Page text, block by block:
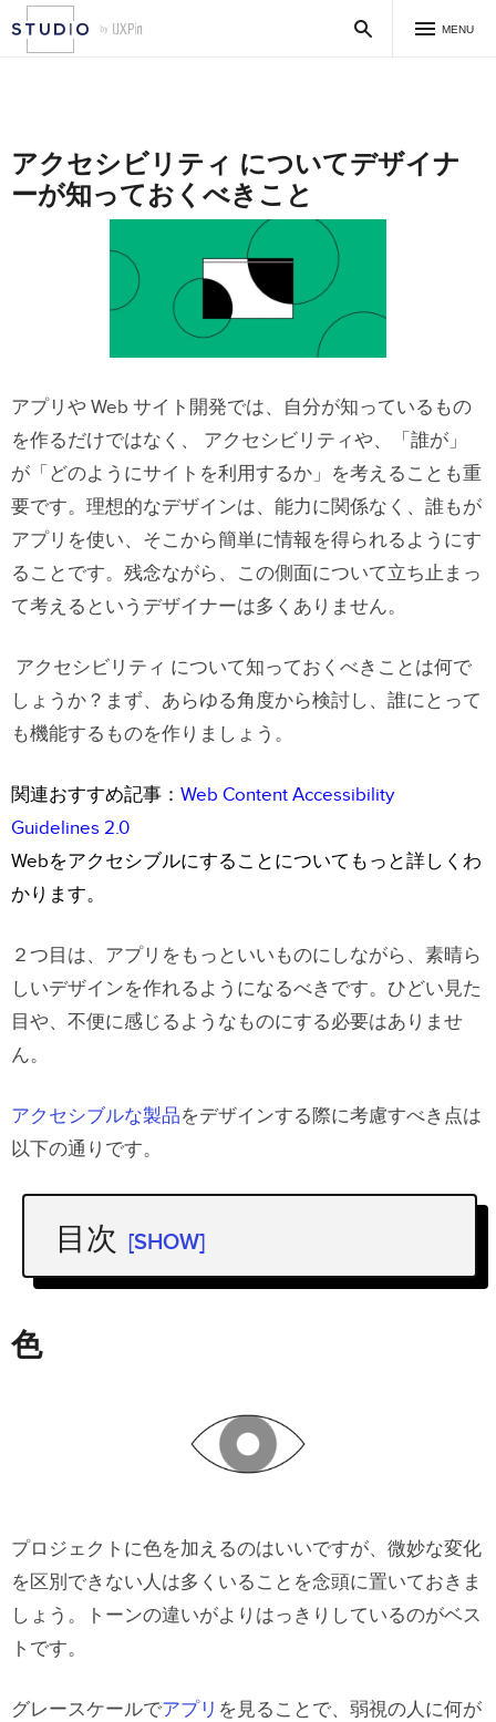
MENU
アクセシビリティ についてデザイナ
ーが知っておくべきこと
アプリや Web サイト開発では、自分が知っているもの
を作るだけではなく、 アクセシビリティや、「誰が」
が「どのようにサイトを利用するか」を考えることも重
要です。理想的なデザインは、能力に関係なく、誰もが
アプリを使い、そこから簡単に情報を得られるようにす
ることです。残念ながら、この側面について立ち止まっ
て考えるというデザイナーは多くありません。
アクセシビリティ について知っておくべきことは何で
しょうか？まず、あらゆる角度から検討し、誰にとって
も機能するものを作りましょう。
関連おすすめ記事： Web Content Accessibility
Guidelines 2.0
Webをアクセシブルにすることについてもっと詳しくわ
かります。
２つ目は、アプリをもっといいものにしながら、素晴ら
しいデザインを作れるようになるべきです。ひどい見た
目や、不便に感じるようなものにする必要はありませ
ん。
アクセシブルな製品をデザインする際に考慮すべき点は
以下の通りです。
目次 [SHOW]
色
フォームフィールドの境界を明確にす
キーボードのフォーカスがどこにある
かがわかる方法を追加する
サイトやアプリをテストしてもらう
色
プロジェクトに色を加えるのはいいですが、微妙な変化
を区別できない人は多くいることを念頭に置いておきま
しょう。トーンの違いがよりはっきりしているのがベス
トです。
グレースケールでアプリ を見ることで、弱視の人に何が